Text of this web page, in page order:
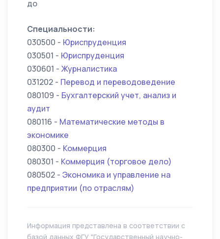
до
Специальности:
030500 - Юриспруденция
030501 - Юриспруденция
030601 - Журналистика
031202 - Перевод и переводоведение
080109 - Бухгалтерский учет, анализ и
аудит
080116 - Математические методы в
экономике
080300 - Коммерция
080301 - Коммерция (торговое дело)
080502 - Экономика и управление на
предприятии (по отраслям)
Информация представлена в соответствии с
базой данных ФГУ "Государственный научно-